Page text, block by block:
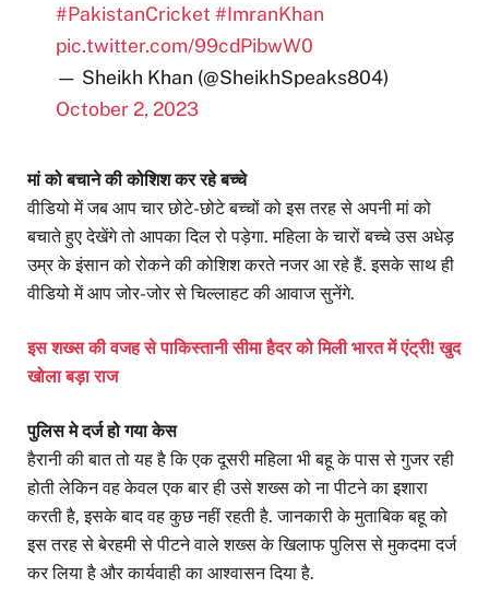
#PakistanCricket #ImranKhan
pic.twitter.com/99cdPibwW0
— Sheikh Khan (@SheikhSpeaks804)
October 2, 2023
मां को बचाने की कोशिश कर रहे बच्चे
वीडियो में जब आप चार छोटे-छोटे बच्चों को इस तरह से अपनी मां को
बचाते हुए देखेंगे तो आपका दिल रो पड़ेगा. महिला के चारों बच्चे उस अधेड़
उम्र के इंसान को रोकने की कोशिश करते नजर आ रहे हैं. इसके साथ ही
वीडियो में आप जोर-जोर से चिल्लाहट की आवाज सुनेंगे.
इस शख्स की वजह से पाकिस्तानी सीमा हैदर को मिली भारत में एंट्री! खुद
खोला बड़ा राज
पुलिस मे दर्ज हो गया केस
हैरानी की बात तो यह है कि एक दूसरी महिला भी बहू के पास से गुजर रही
होती लेकिन वह केवल एक बार ही उसे शख्स को ना पीटने का इशारा
करती है, इसके बाद वह कुछ नहीं रहती है. जानकारी के मुताबिक बहू को
इस तरह से बेरहमी से पीटने वाले शख्स के खिलाफ पुलिस से मुकदमा दर्ज
कर लिया है और कार्यवाही का आश्वासन दिया है.